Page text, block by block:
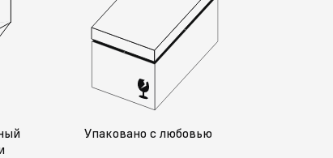
Упаковано с любовью